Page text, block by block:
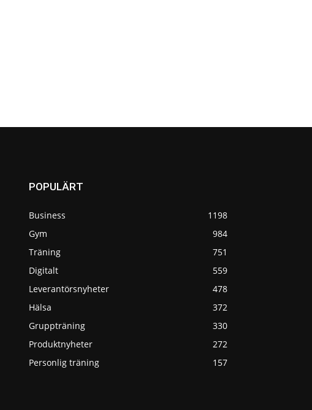
POPULÄRT
Business
1198
Gym
984
Träning
751
Digitalt
559
Leverantörsnyheter
478
Hälsa
372
Gruppträning
330
Produktnyheter
272
Personlig träning
157